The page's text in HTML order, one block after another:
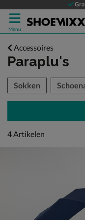
Menu
Accessoires
Paraplu's
over
Sokken
4 artikelen
4Artikelen